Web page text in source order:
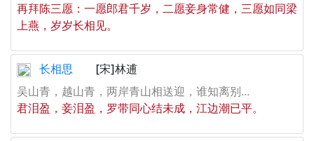
再拜陈三愿：一愿郎君千岁，二愿妾身常健，三愿如同梁
上燕，岁岁长相见。
长相思
[宋]林逋
吴山青，越山青，两岸青山相送迎，谁知离别...
君泪盈，妾泪盈，罗带同心结未成，江边潮已平。